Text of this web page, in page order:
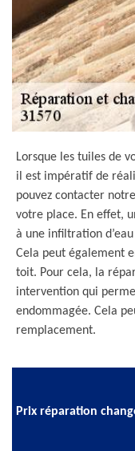
Lorsque les tuiles de
il est impératif de
pouvez contacter
votre place. En effet,
à une infiltration
Cela peut également
toit. Pour cela, la
intervention qui
endommagée. Cela
remplacement.
Prix réparation